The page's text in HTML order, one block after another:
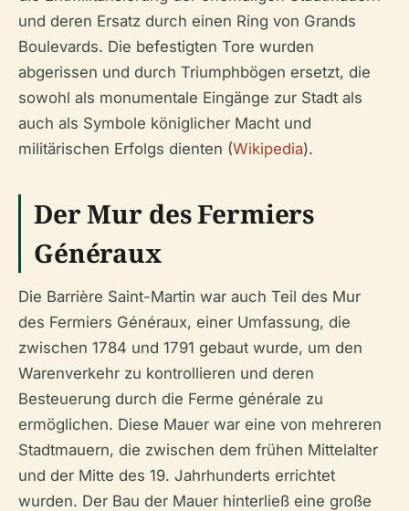
und deren Ersatz durch einen Ring von Grands
Boulevards. Die befestigten Tore wurden
abgerissen und durch Triumphbögen ersetzt, die
sowohl als monumentale Eingänge zur Stadt als
auch als Symbole königlicher Macht und
militärischen Erfolgs dienten (Wikipedia).
Der Mur des Fermiers
Généraux
Die Barrière Saint-Martin war auch Teil des Mur
des Fermiers Généraux, einer Umfassung, die
zwischen 1784 und 1791 gebaut wurde, um den
Warenverkehr zu kontrollieren und deren
Besteuerung durch die Ferme générale zu
ermöglichen. Diese Mauer war eine von mehreren
Stadtmauern, die zwischen dem frühen Mittelalter
und der Mitte des 19. Jahrhunderts errichtet
wurden. Der Bau der Mauer hinterließ eine große